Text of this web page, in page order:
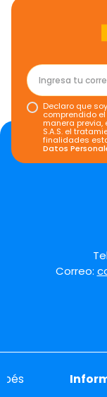
Declaro que
comprendido
manera previa,
S.A.S. el
finalidades
Datos
Correo: